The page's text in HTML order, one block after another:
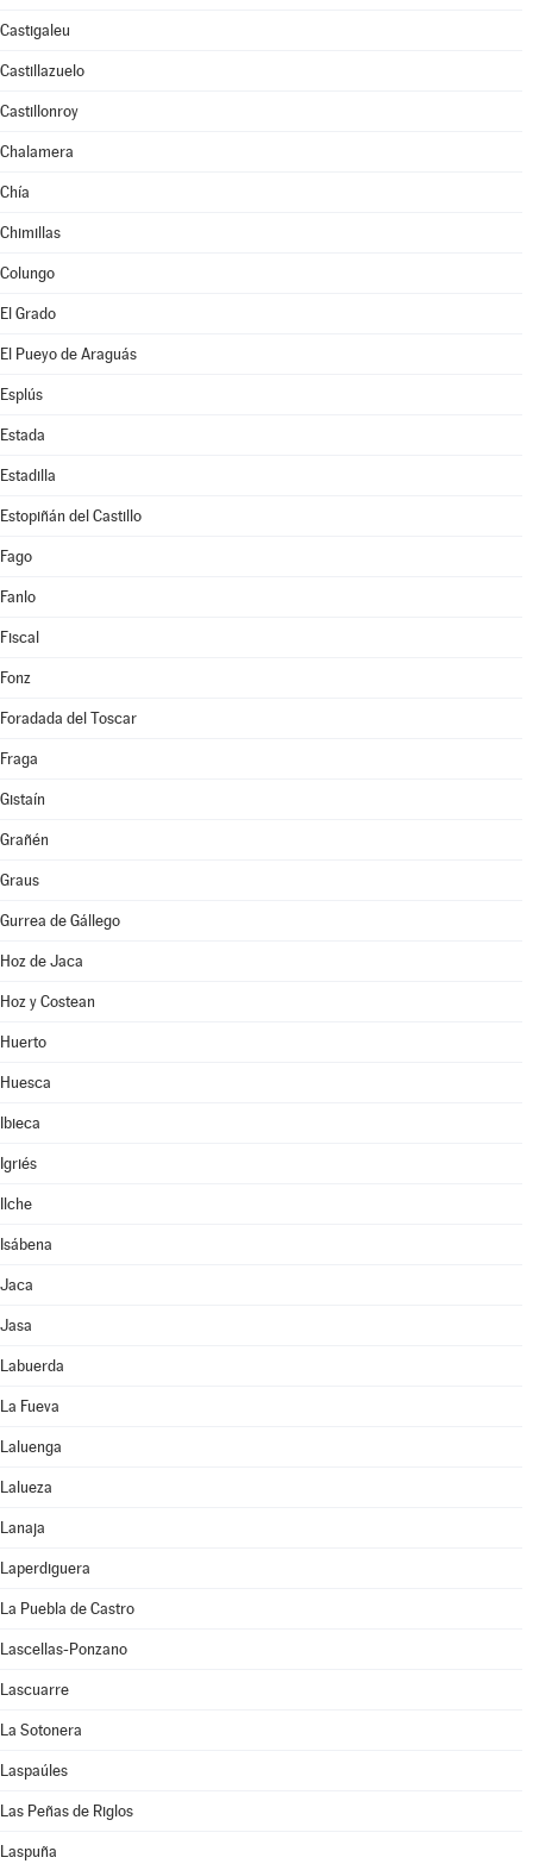
Castigaleu
Castillazuelo
Castillonroy
Chalamera
Chía
Chimillas
Colungo
El Grado
El Pueyo de Araguás
Esplús
Estada
Estadilla
Estopiñán del Castillo
Fago
Fanlo
Fiscal
Fonz
Foradada del Toscar
Fraga
Gistaín
Grañén
Graus
Gurrea de Gállego
Hoz de Jaca
Hoz y Costean
Huerto
Huesca
Ibieca
Igriés
Ilche
Isábena
Jaca
Jasa
Labuerda
La Fueva
Laluenga
Lalueza
Lanaja
Laperdiguera
La Puebla de Castro
Lascellas-Ponzano
Lascuarre
La Sotonera
Laspaúles
Las Peñas de Riglos
Laspuña